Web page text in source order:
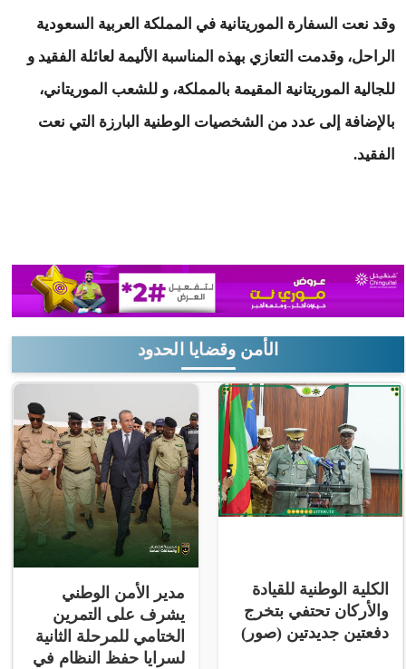
وقد نعت السفارة الموريتانية في المملكة العربية السعودية
الراحل، وقدمت التعازي بهذه المناسبة الأليمة لعائلة الفقيد و
للجالية الموريتانية المقيمة بالمملكة، و للشعب الموريتاني،
بالإضافة إلى عدد من الشخصيات الوطنية البارزة التي نعت
الفقيد.
الأمن وقضايا الحدود
الكلية الوطنية للقيادة
والأركان تحتفي بتخرج
دفعتين جديدتين (صور)
مدير الأمن الوطني
يشرف على التمرين
الختامي للمرحلة الثانية
لسرايا حفظ النظام في